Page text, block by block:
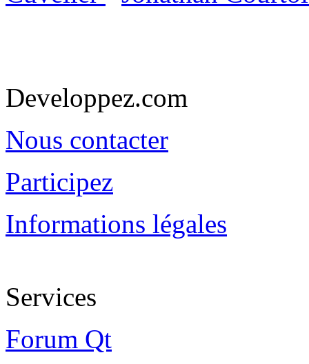
Developpez.com
Nous contacter
Participez
Informations légales
Services
Forum Qt